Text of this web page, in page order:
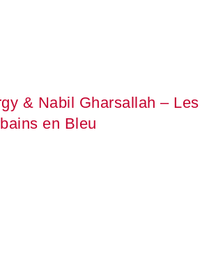
& Nabil Gharsallah – Les
en Bleu